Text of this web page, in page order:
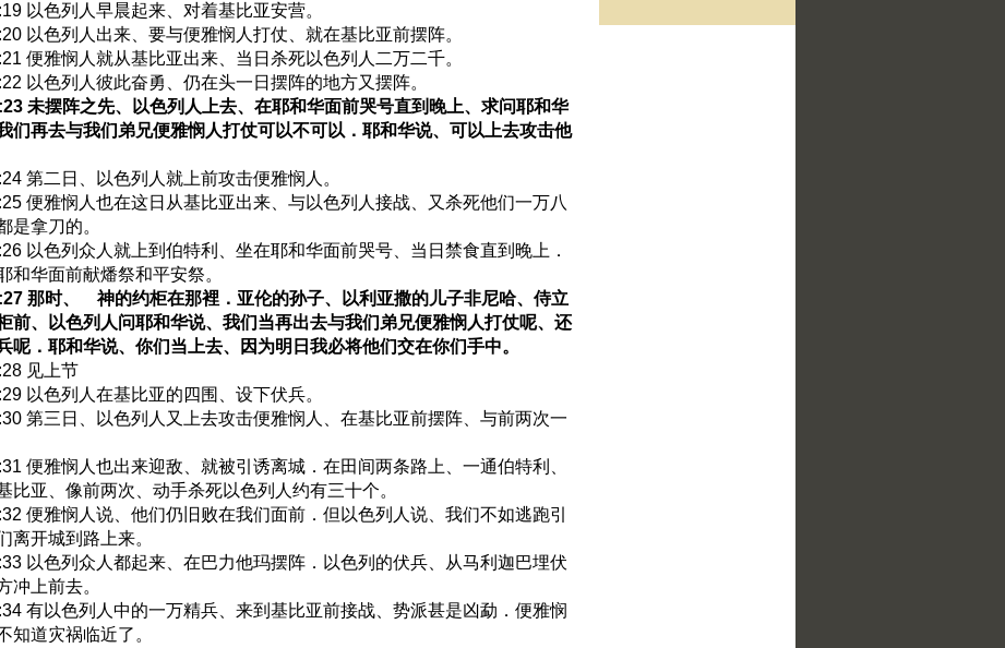
以色列人早晨起来、对着基比亚安营。
以色列人出来、要与便雅悯人打仗、就在基比亚前摆阵。
便雅悯人就从基比亚出来、当日杀死以色列人二万二千。
以色列人彼此奋勇、仍在头一日摆阵的地方又摆阵。
未摆阵之先、以色列人上去、在耶和华面前哭号直到晚上、求问耶和华
们再去与我们弟兄便雅悯人打仗可以不可以．耶和华说、可以上去攻击他
第二日、以色列人就上前攻击便雅悯人。
便雅悯人也在这日从基比亚出来、与以色列人接战、又杀死他们一万八
是拿刀的。
以色列众人就上到伯特利、坐在耶和华面前哭号、当日禁食直到晚上．
和华面前献燔祭和平安祭。
那时、 神的约柜在那裡．亚伦的孙子、以利亚撒的儿子非尼哈、侍立
前、以色列人问耶和华说、我们当再出去与我们弟兄便雅悯人打仗呢、还
呢．耶和华说、你们当上去、因为明日我必将他们交在你们手中。
见上节
以色列人在基比亚的四围、设下伏兵。
第三日、以色列人又上去攻击便雅悯人、在基比亚前摆阵、与前两次一
便雅悯人也出来迎敌、就被引诱离城．在田间两条路上、一通伯特利、
比亚、像前两次、动手杀死以色列人约有三十个。
便雅悯人说、他们仍旧败在我们面前．但以色列人说、我们不如逃跑引
离开城到路上来。
以色列众人都起来、在巴力他玛摆阵．以色列的伏兵、从马利迦巴埋伏
冲上前去。
有以色列人中的一万精兵、来到基比亚前接战、势派甚是凶勐．便雅悯
知道灾祸临近了。